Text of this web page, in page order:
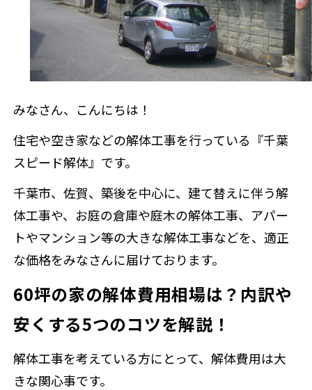
現場ブログ
補助金情報
来店予約
みなさん、こんにちは！
住宅や空き家などの解体工事を行っている『千葉
スピード解体』です。
千葉市、佐賀、築後を中心に、建て替えに伴う解
体工事や、お庭の倉庫や庭木の解体工事、アパー
トやマンション等の大きな解体工事などを、適正
な価格をみなさんに届けております。
60坪の家の解体費用相場は？内訳や
安くする5つのコツを解説！
解体工事を考えている方にとって、解体費用は大
きな関心事です。